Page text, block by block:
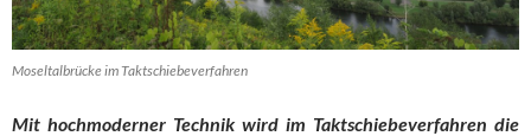
Moseltalbrücke im Taktschiebeverfahren
Mit hochmoderner Technik wird im Taktschiebeverfahren die